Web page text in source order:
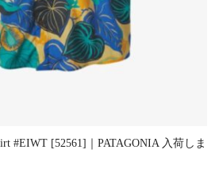
#EIWT [52561]｜PATAGONIA 入荷しま